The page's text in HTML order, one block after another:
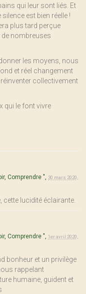
qui leur sont liés. Et
est bien réelle !
plus tard perçue
nombreuses
les moyens, nous
et réel changement
collectivement
qui le font vivre
Comprendre ", 30 mars 2020,
cette lucidité éclairante.
Comprendre ", 1er avril 2020,
bonheur et un privilège
rappelant
humaine, guident et